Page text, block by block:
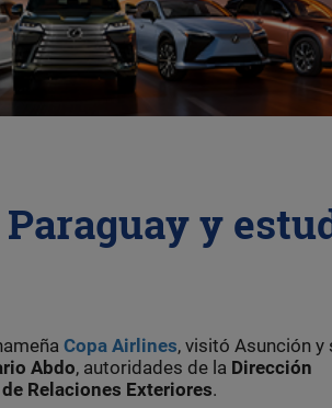
y
Copa Airlines, visitó Asunción y
Abdo, autoridades de la Dirección
Relaciones Exteriores.